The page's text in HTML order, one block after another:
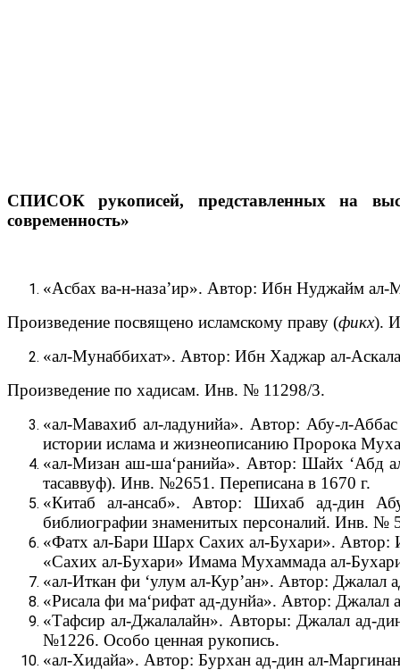
СПИСОКрукописей, представленных на
современность»
«Асбах ва-н-наза’ир». Автор: Ибн Нуджайм
Произведение посвящено исламскому праву (фикх).
«ал-Мунаббихат». Автор: Ибн Хаджар ал-
Произведение по хадисам. Инв. № 11298/3.
«ал-Мавахиб ал-ладунийа». Автор: Абу-л-
истории ислама и жизнеописанию Пророка
«ал-Мизан аш-ша‘ранийа». Автор: Шайх ‘Абд
тасаввуф). Инв. №2651. Переписана в 1670 г.
«Китаб ал-ансаб». Автор: Шихаб ад-дин
библиографии знаменитых персоналий. Инв. №
«Фатх ал-Бари Шарх Сахих ал-Бухари». Автор:
«Сахих ал-Бухари» Имама Мухаммада ал-
«ал-Иткан фи ‘улум ал-Кур’ан». Автор:
«Рисала фи ма‘рифат ад-дунйа». Автор:
«Тафсир ал-Джалалайн». Авторы: Джалал ад-
№1226. Особо ценная рукопись.
«ал-Хидайа». Автор: Бурхан ад-дин ал-